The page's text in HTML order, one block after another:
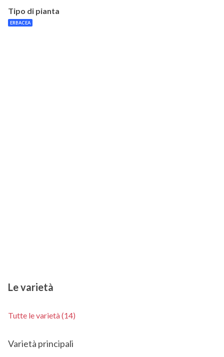
Tipo di pianta
ERBACEA
Le varietà
Tutte le varietà (14)
Varietà principali